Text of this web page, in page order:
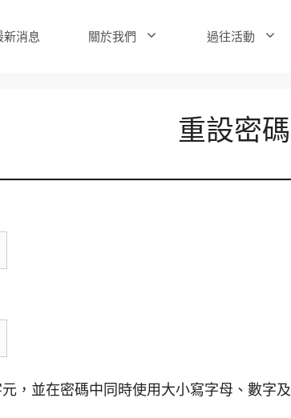
新消息 關於我們 過往活動
重設密碼
，並在密碼中同時使用大小寫字母、數字及